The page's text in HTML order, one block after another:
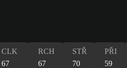
CLK
67
RCH
67
STŘ
70
PŘI
59